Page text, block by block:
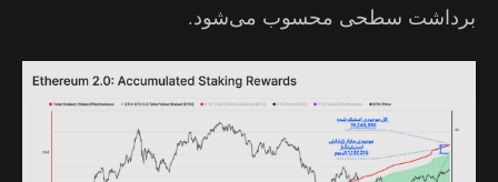
برداشت سطحی محسوب می‌شود.